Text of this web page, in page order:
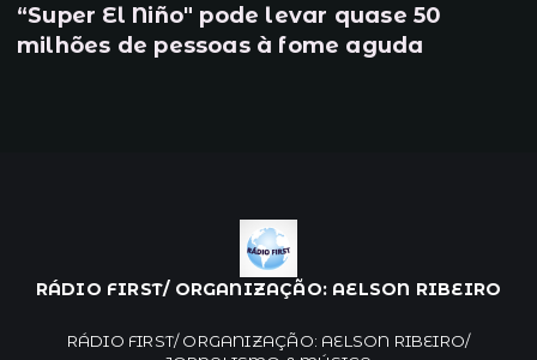
“Super El Niño" pode levar quase 50
milhões de pessoas à fome aguda
RÁDIO FIRST/ ORGANIZAÇÃO: AELSON RIBEIRO
RÁDIO FIRST/ ORGANIZAÇÃO: AELSON RIBEIRO/